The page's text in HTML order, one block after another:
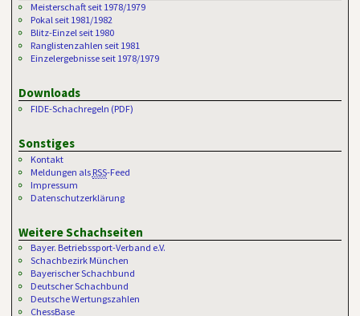
Meisterschaft seit 1978/1979
Pokal seit 1981/1982
Blitz-Einzel seit 1980
Ranglistenzahlen seit 1981
Einzelergebnisse seit 1978/1979
Downloads
FIDE-Schachregeln (PDF)
Sonstiges
Kontakt
Meldungen als RSS-Feed
Impressum
Datenschutzerklärung
Weitere Schachseiten
Bayer. Betriebssport-Verband e.V.
Schachbezirk München
Bayerischer Schachbund
Deutscher Schachbund
Deutsche Wertungszahlen
ChessBase